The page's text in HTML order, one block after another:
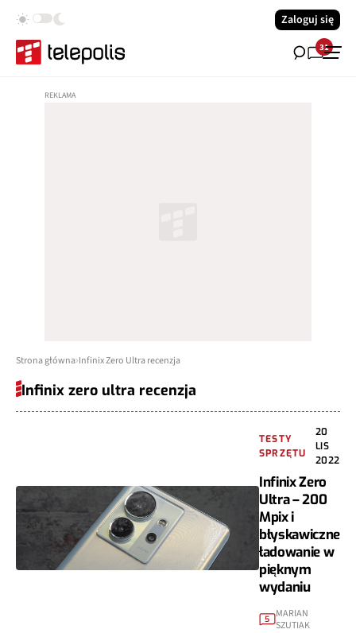
Zaloguj się
31
Strona główna Infinix Zero Ultra recenzja
Infinix zero ultra recenzja
TESTY
SPRZĘTU
20
LIS
2022
Infinix Zero
Ultra – 200
Mpix i
błyskawiczne
ładowanie w
pięknym
wydaniu
5
MARIAN
SZUTIAK